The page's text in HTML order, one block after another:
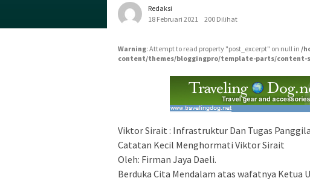
Redaksi
18 Februari 2021
200 Dilihat
Warning: Attempt to read property "post_excerpt" on null in /
content/themes/bloggingpro/template-parts/content-
Viktor Sirait : Infrastruktur Dan Tugas
Catatan Kecil Menghormati Viktor Sirait
Oleh: Firman Jaya Daeli.
Berduka Cita Mendalam atas wafatnya Ketua